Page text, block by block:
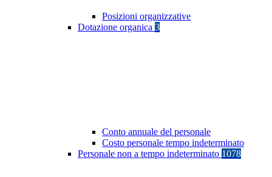
Posizioni organizzative
Dotazione organica 3
Conto annuale del personale
Costo personale tempo indeterminato
Personale non a tempo indeterminato 1078